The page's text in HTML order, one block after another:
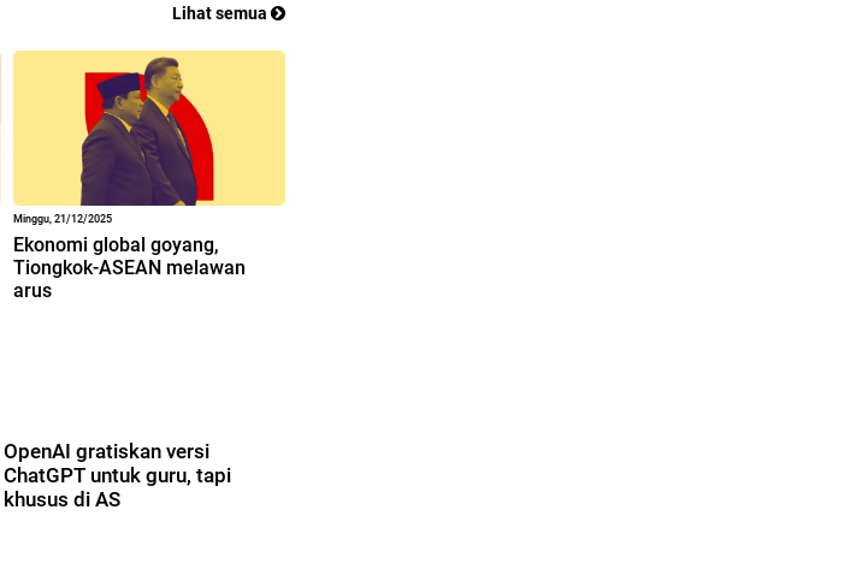
Lihat semua
Minggu, 21/12/2025
Ekonomi global goyang,
Tiongkok-ASEAN melawan
arus
OpenAI gratiskan versi
ChatGPT untuk guru, tapi
khusus di AS